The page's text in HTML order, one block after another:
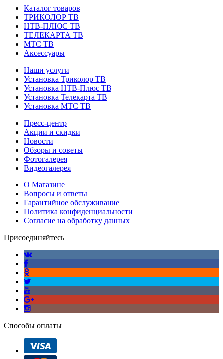
Каталог товаров
ТРИКОЛОР ТВ
НТВ-ПЛЮС ТВ
ТЕЛЕКАРТА ТВ
МТС ТВ
Аксессуары
Наши услуги
Установка Триколор ТВ
Установка НТВ-Плюс ТВ
Установка Телекарта ТВ
Установка МТС ТВ
Пресс-центр
Акции и скидки
Новости
Обзоры и советы
Фотогалерея
Видеогалерея
О Магазине
Вопросы и ответы
Гарантийное обслуживание
Политика конфиденциальности
Согласие на обработку данных
Присоединяйтесь
Способы оплаты